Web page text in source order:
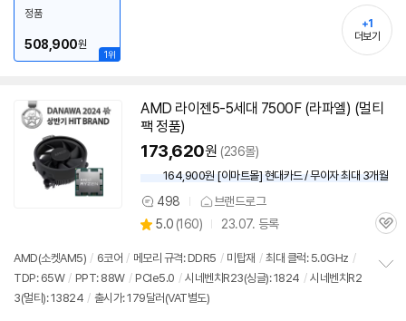
치
기
1위
정품
508,900원
+1
더보기
AMD 라이젠5-5세대 7500F (라파엘) (멀티
팩 정품)
173,620원 (236몰)
164,900원 [이마트몰] 현대카드 / 무이자 최대 3개월
상
품
견
498 브랜드로그
별
점
5.0 (상
리
뷰
160) 23.07. 등록
관
AMD(소켓AM5) / 6코어 / 메모리 규격: DDR5 / 미탑재 / 최대 클럭: 5.0GHz /
TDP: 65W / PPT: 88W / PCIe5.0 / 시네벤치R23(싱글): 1824 / 시네벤치R2
3(멀티): 13824 / 출시가: 179달러(VAT별도)